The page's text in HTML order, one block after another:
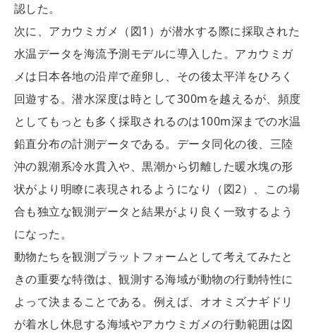
認した。
次に、アカウミガメ（図1）が潜水する際に採取された
水温データを海流予測モデルに導入した。アカウミガ
メは日本各地の沿岸で産卵し、その後太平洋をひろく
回遊する。潜水深度は時として300mを越えるが、頻度
としてもっとも多く採取されるのは100m深までの水温
鉛直分布の計測データである。データ同化の後、三陸
沖の親潮系冷水貫入や、黒潮から切離した暖水塊の形
状がより明瞭に表現されるようになり（図2）、この場
合も独立な観測データと結果がより良く一致するよう
になった。
動物たちを観測プラットフォームとして考えてみたと
きの重要な特徴は、観測する海域が動物の行動特性に
よって決まることである。例えば、オオミズナギドリ
が着水し休息する海域やアカウミガメの行動範囲は図